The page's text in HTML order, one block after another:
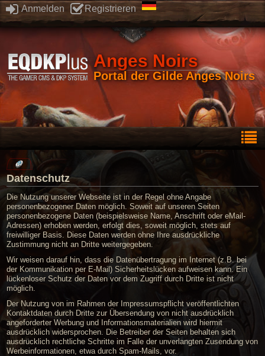
Anmelden Registrieren
Anges Noirs
Portal der Gilde Anges Noirs
Datenschutz
Die Nutzung unserer Webseite ist in der Regel ohne Angabe
personenbezogener Daten möglich. Soweit auf unseren Seiten
personenbezogene Daten (beispielsweise Name, Anschrift oder eMail-
Adressen) erhoben werden, erfolgt dies, soweit möglich, stets auf
freiwilliger Basis. Diese Daten werden ohne Ihre ausdrückliche
Zustimmung nicht an Dritte weitergegeben.
Wir weisen darauf hin, dass die Datenübertragung im Internet (z.B. bei
der Kommunikation per E-Mail) Sicherheitslücken aufweisen kann. Ein
lückenloser Schutz der Daten vor dem Zugriff durch Dritte ist nicht
möglich.
Der Nutzung von im Rahmen der Impressumspflicht veröffentlichten
Kontaktdaten durch Dritte zur Übersendung von nicht ausdrücklich
angeforderter Werbung und Informationsmaterialien wird hiermit
ausdrücklich widersprochen. Die Betreiber der Seiten behalten sich
ausdrücklich rechtliche Schritte im Falle der unverlangten Zusendung von
Werbeinformationen, etwa durch Spam-Mails, vor.